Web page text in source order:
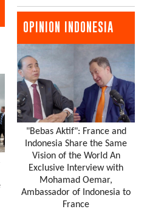
OPINION INDONESIA
"Bebas Aktif": France and
Indonesia Share the Same
Vision of the World An
Exclusive Interview with
Mohamad Oemar,
Ambassador of Indonesia to
France